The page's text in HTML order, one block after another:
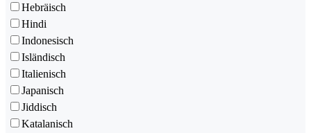
Hebräisch
Hindi
Indonesisch
Isländisch
Italienisch
Japanisch
Jiddisch
Katalanisch